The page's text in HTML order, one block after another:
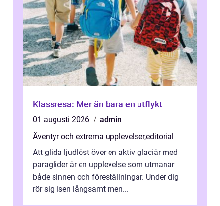
Klassresa: Mer än bara en utflykt
01 augusti 2026
admin
Äventyr och extrema upplevelser,editorial
Att glida ljudlöst över en aktiv glaciär med
paraglider är en upplevelse som utmanar
både sinnen och föreställningar. Under dig
rör sig isen långsamt men...